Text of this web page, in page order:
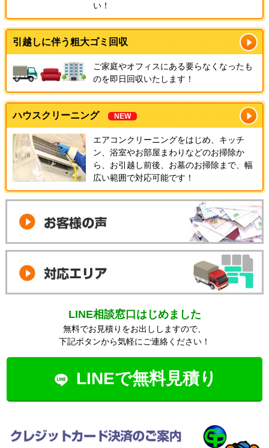
い！
引越しに伴う粗大ゴミ回収
ご家庭やオフィスにある要らなくなったも
のを即日回収いたします！
ハウスクリーニング NEW
エアコンクリーニングをはじめ、キッチ
ン、浴室やお部屋まわりなどのお掃除か
ら、お引越し前後、お墓のお掃除まで、幅
広い範囲で対応可能です！
LINE相談窓口はじめました
無料でお見積りをお出ししますので、
下記ボタンから気軽にご連絡ください！
LINEで無料見積り